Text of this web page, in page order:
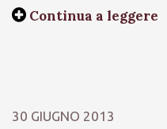
Continua a leggere
30 GIUGNO 2013